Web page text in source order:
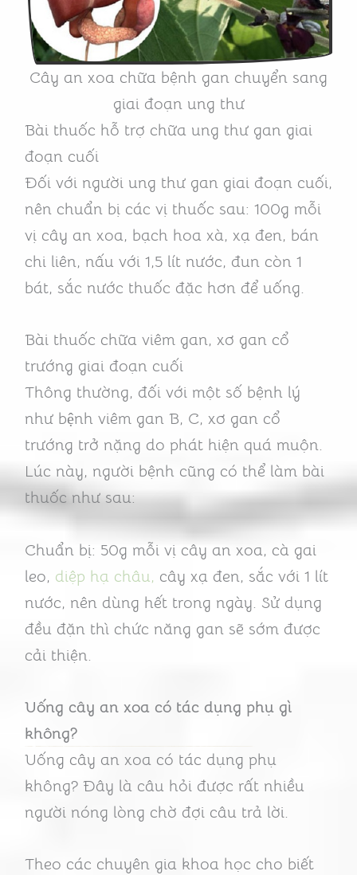
Cây an xoa chữa bệnh gan chuyển sang
giai đoạn ung thư
Bài thuốc hỗ trợ chữa ung thư gan giai
đoạn cuối
Đối với người ung thư gan giai đoạn cuối,
nên chuẩn bị các vị thuốc sau: 100g mỗi
vị cây an xoa, bạch hoa xà, xạ đen, bán
chi liên, nấu với 1,5 lít nước, đun còn 1
bát, sắc nước thuốc đặc hơn để uống.
Bài thuốc chữa viêm gan, xơ gan cổ
trướng giai đoạn cuối
Thông thường, đối với một số bệnh lý
như bệnh viêm gan B, C, xơ gan cổ
trướng trở nặng do phát hiện quá muộn.
Lúc này, người bệnh cũng có thể làm bài
thuốc như sau:
Chuẩn bị: 50g mỗi vị cây an xoa, cà gai
leo, diệp hạ châu, cây xạ đen, sắc với 1 lít
nước, nên dùng hết trong ngày. Sử dụng
đều đặn thì chức năng gan sẽ sớm được
cải thiện.
Uống cây an xoa có tác dụng phụ gì
không?
Uống cây an xoa có tác dụng phụ
không? Đây là câu hỏi được rất nhiều
người nóng lòng chờ đợi câu trả lời.
Theo các chuyên gia khoa học cho biết